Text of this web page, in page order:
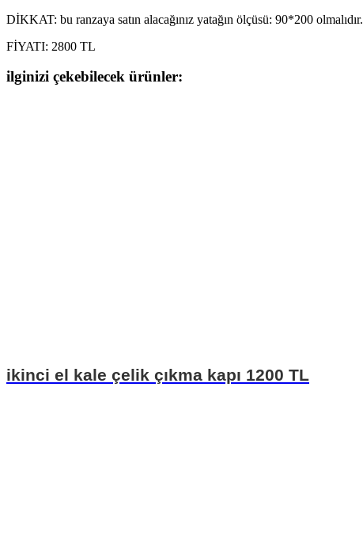
DİKKAT: bu ranzaya satın alacağınız yatağın ölçüsü: 90*200
FİYATI: 2800 TL
ilginizi çekebilecek ürünler:
ikinci el kale çelik çıkma kapı 1200 TL